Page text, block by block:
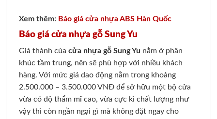
Xem thêm: Báo giá cửa nhựa ABS Hàn Quốc
Báo giá cửa nhựa gỗ Sung Yu
Giá thành của cửa nhựa gỗ Sung Yu nằm ở phân
khúc tầm trung, nên sẽ phù hợp với nhiều khách
hàng. Với mức giá dao động nằm trong khoảng
2.500.000 – 3.500.000 VNĐ để sở hữu một bộ cửa
vừa có độ thẩm mĩ cao, vừa cực kì chất lượng như
vậy thì còn ngần ngại gì mà không đặt ngay cho